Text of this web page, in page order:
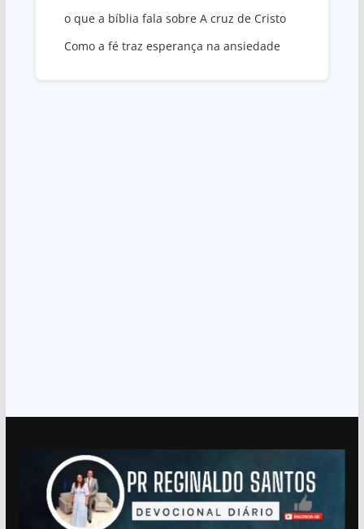
o que a bíblia fala sobre A cruz de Cristo
Como a fé traz esperança na ansiedade